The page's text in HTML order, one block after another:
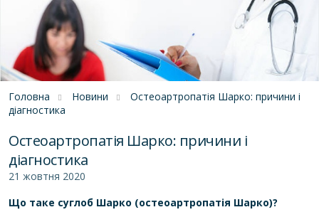
Головна Новини
Остеоартропатія Шарко: причини і
діагностика
Остеоартропатія Шарко: причини і
діагностика
21 жовтня 2020
Що таке суглоб Шарко (остеоартропатія Шарко)?